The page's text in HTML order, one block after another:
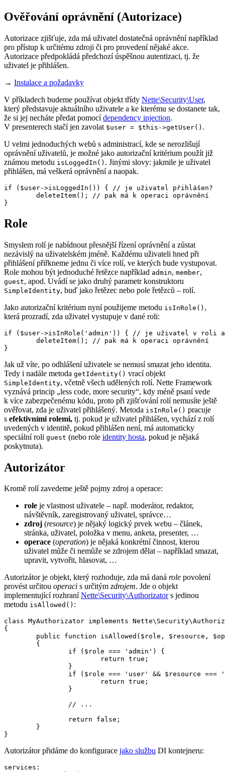
Ověřování oprávnění (Autorizace)
Autorizace zjišťuje, zda má uživatel dostatečná oprávnění například
pro přístup k určitému zdroji či pro provedení nějaké akce.
Autorizace předpokládá předchozí úspěšnou autentizaci, tj. že
uživatel je přihlášen.
→ Instalace a požadavky
V příkladech budeme používat objekt třídy Nette\Security\User,
který představuje aktuálního uživatele a ke kterému se dostanete tak,
že si jej necháte předat pomocídependency injection.
V presenterech stačí jen zavolat $user = $this->getUser() .
U velmi jednoduchých webů s administrací, kde se nerozlišují
oprávnění uživatelů, je možné jako autorizační kritérium použít již
známou metodu isLoggedIn() . Jinými slovy: jakmile je uživatel
přihlášen, má veškerá oprávnění a naopak.
if ($user->isLoggedIn()) { // je uživatel přihlášen?
Role
Smyslem rolí je nabídnout přesnější řízení oprávnění a zůstat
nezávislý na uživatelském jméně. Každému uživateli hned při
přihlášení přiřkneme jednu či více rolí, ve kterých bude vystupovat.
Role mohou být jednoduché řetězce například admin, member,
guest, apod. Uvádí se jako druhý parametr konstruktoru
SimpleIdentity, buď jako řetězec nebo pole řetězců – rolí.
Jako autorizační kritérium nyní použijeme metodu isInRole() ,
která prozradí, zda uživatel vystupuje v dané roli:
if ($user->isInRole('admin')) { // je uživatel v roli
Jak už víte, po odhlášení uživatele se nemusí smazat jeho identita.
Tedy i nadále metoda getIdentity() vrací objekt
SimpleIdentity, včetně všech udělených rolí. Nette Framework
vyznává princip „less code, more security“, kdy méně psaní vede
k více zabezpečenému kódu, proto při zjišťování rolí nemusíte ještě
ověřovat, zda je uživatel přihlášený. Metoda isInRole() pracuje
s efektivními rolemi, tj. pokud je uživatel přihlášen, vychází z rolí
uvedených v identitě, pokud přihlášen není, má automaticky
speciální roli guest (nebo role identity hosta, pokud je nějaká
poskytnuta).
Autorizátor
Kromě rolí zavedeme ještě pojmy zdroj a operace:
role je vlastnost uživatele – např. moderátor, redaktor,
návštěvník, zaregistrovaný uživatel, správce…
zdroj (resource) je nějaký logický prvek webu – článek,
stránka, uživatel, položka v menu, anketa, presenter, …
operace (operation) je nějaká konkrétní činnost, kterou
uživatel může či nemůže se zdrojem dělat – například smazat,
upravit, vytvořit, hlasovat, …
Autorizátor je objekt, který rozhoduje, zda má daná role povolení
provést určitou operaci s určitým zdrojem. Jde o objekt
implementující rozhraníNette\Security\Authorizators jedinou
metodu isAllowed() :
class MyAuthorizator implements
{
Autorizátor přidáme do konfigurace jako službu DI kontejneru:
services: